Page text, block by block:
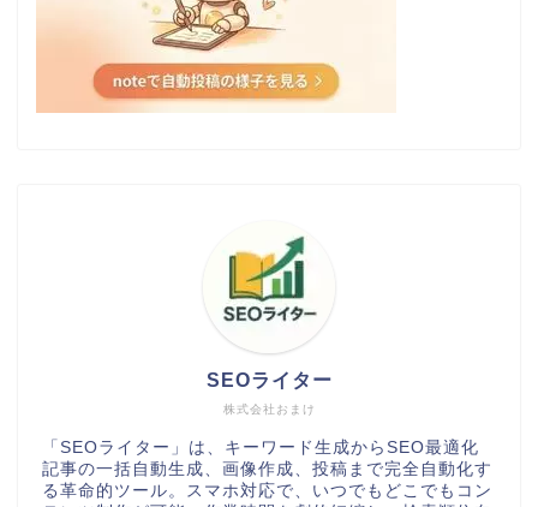
株式会社おまけ
SEOライター
「SEOライター」は、キーワード生成からSEO最適化
記事の一括自動生成、画像作成、投稿まで完全自動化す
る革命的ツール。スマホ対応で、いつでもどこでもコン